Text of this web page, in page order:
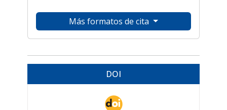
Más formatos de cita
DOI